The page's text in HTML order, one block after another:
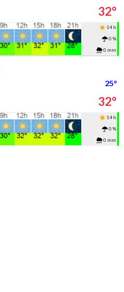
32°
14 h
0 %
0 mm
25°
32°
14 h
0 %
0 mm